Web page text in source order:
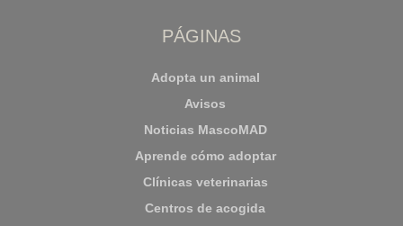
PÁGINAS
Adopta un animal
Avisos
Noticias MascoMAD
Aprende cómo adoptar
Clínicas veterinarias
Centros de acogida